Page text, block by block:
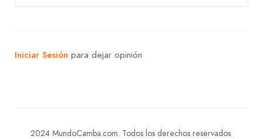
Iniciar Sesión para dejar opinión
2024 MundoCamba.com. Todos los derechos reservados.